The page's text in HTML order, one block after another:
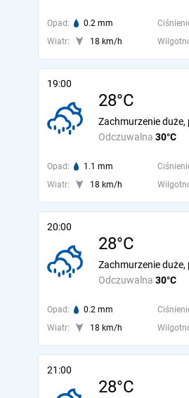
Opad: 0.2 mm
Wiatr:
18 km/h
19:00
28°C
Odczuwalna 30°C
Zachmurzenie
Opad: 1.1 mm
Wiatr:
18 km/h
20:00
28°C
Odczuwalna 30°C
Zachmurzenie
Opad: 0.2 mm
Wiatr:
18 km/h
21:00
28°C